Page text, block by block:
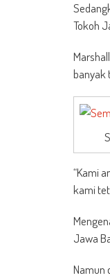
Tokoh
banyak
“Kami
kami
Jawa
Namun